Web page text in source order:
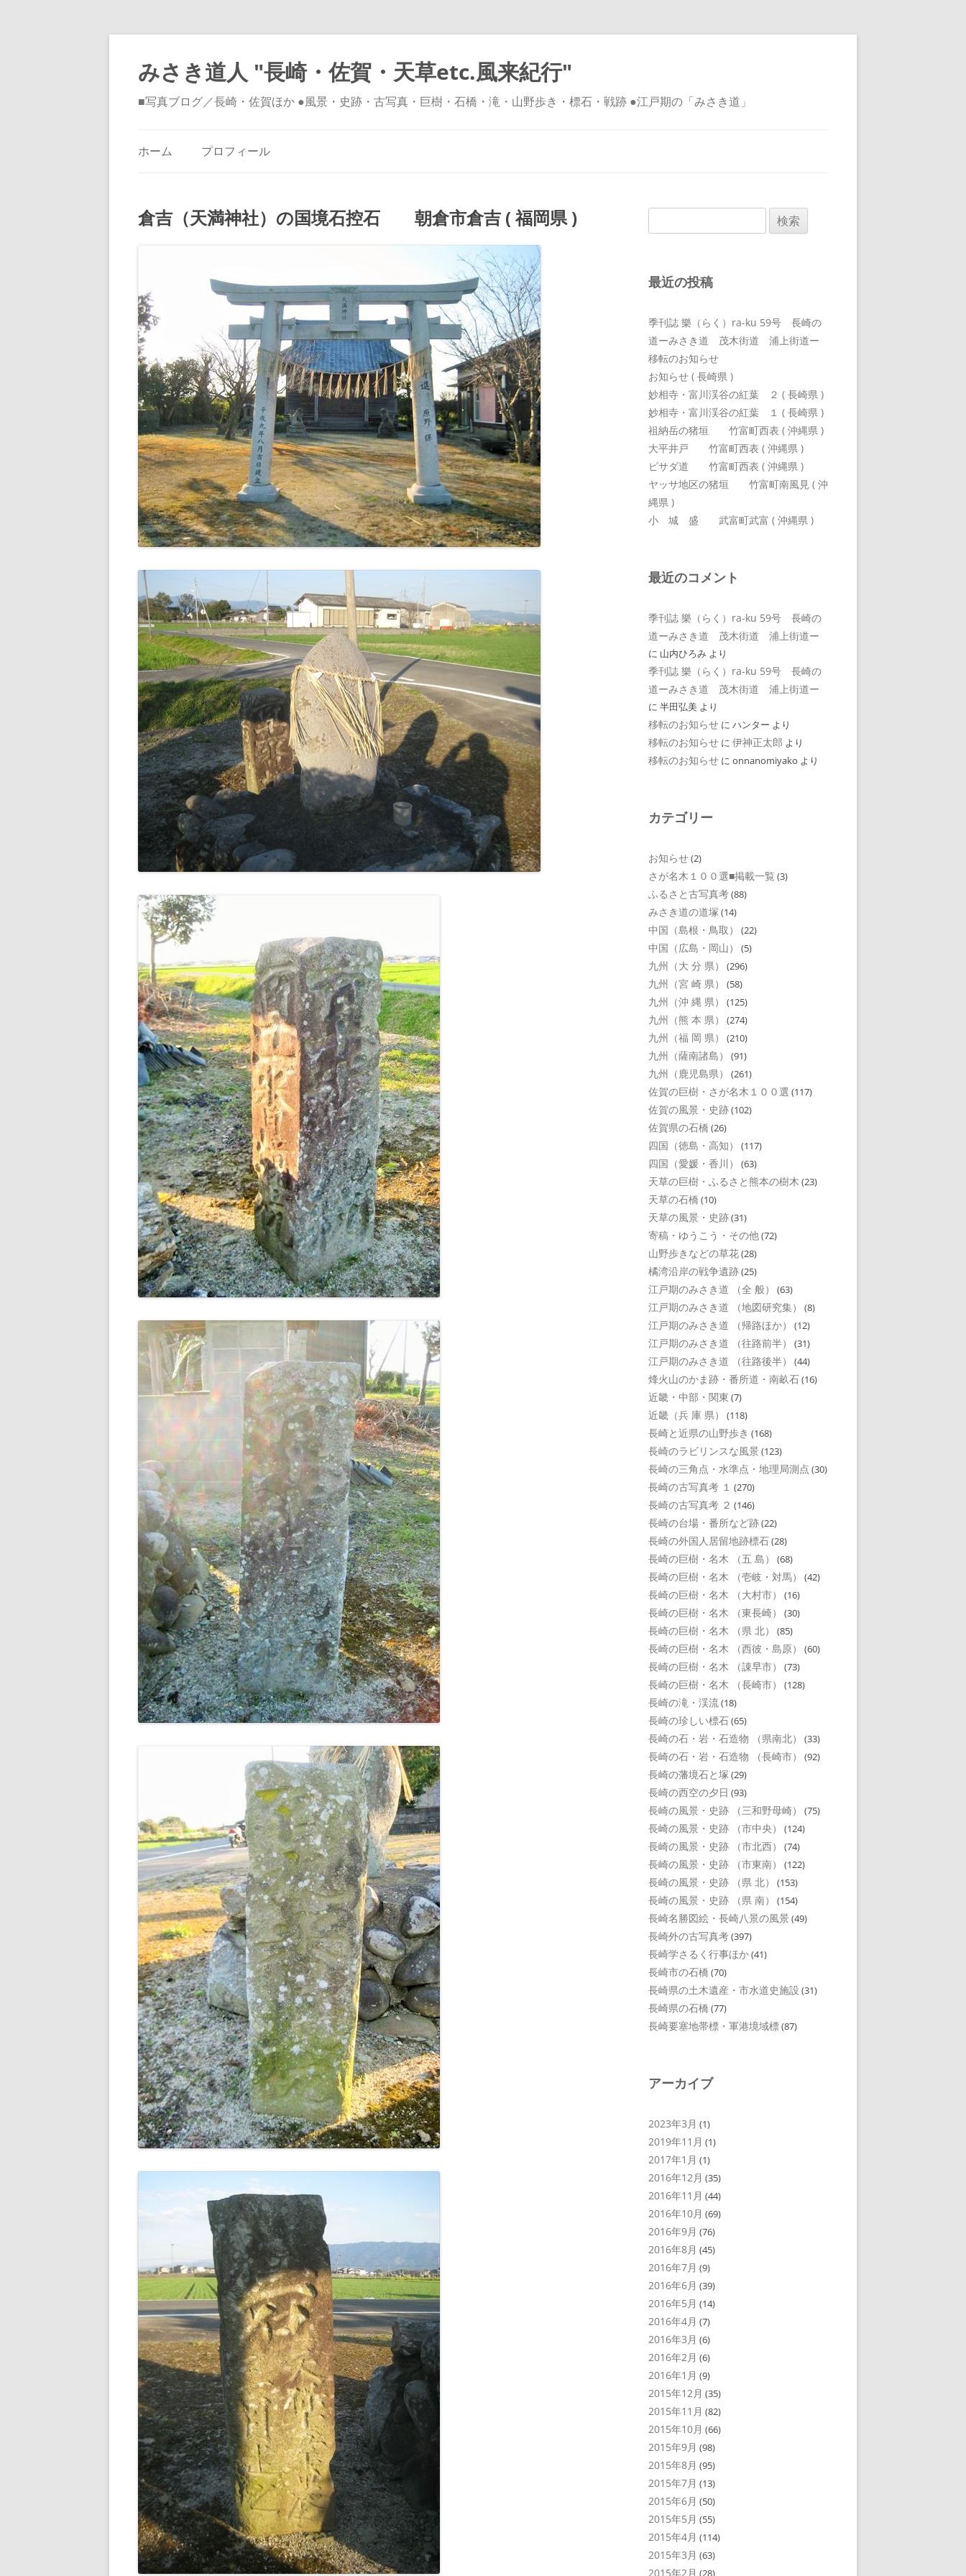
みさき道人 "長崎・佐賀・天草etc.風来紀行"
■写真ブログ／長崎・佐賀ほか ●風景・史跡・古写真・巨樹・石橋・滝・山野歩き・標石・戦跡 ●江戸期の「みさき道」
ッ
プ
ホーム プロフィール
倉吉（天満神社）の国境石控石 朝倉市倉吉 ( 福岡県 )
索:
最近の投稿
季刊誌 樂（らく）ra-ku 59号 長崎の
道ーみさき道 茂木街道 浦上街道ー
移転のお知らせ
お知らせ ( 長崎県 )
妙相寺・富川渓谷の紅葉 ２ ( 長崎県 )
妙相寺・富川渓谷の紅葉 １ ( 長崎県 )
祖納岳の猪垣 竹富町西表 ( 沖縄県 )
大平井戸 竹富町西表 ( 沖縄県 )
ピサダ道 竹富町西表 ( 沖縄県 )
ヤッサ地区の猪垣 竹富町南風見 ( 沖
縄県 )
小 城 盛 武富町武富 ( 沖縄県 )
最近のコメント
季刊誌 樂（らく）ra-ku 59号 長崎の
道ーみさき道 茂木街道 浦上街道ー
に 山内ひろみ より
季刊誌 樂（らく）ra-ku 59号 長崎の
道ーみさき道 茂木街道 浦上街道ー
に 半田弘美 より
移転のお知らせ に ハンター より
移転のお知らせ に 伊神正太郎 より
移転のお知らせ に onnanomiyako より
カテゴリー
お知らせ(2)
さが名木１００選■掲載一覧 (3)
ふるさと古写真考(88)
みさき道の道塚 (14)
中国（島根・鳥取） (22)
中国（広島・岡山） (5)
九州（大 分 県） (296)
九州（宮 崎 県） (58)
九州（沖 縄 県） (125)
九州（熊 本 県） (274)
九州（福 岡 県） (210)
九州（薩南諸島） (91)
九州（鹿児島県） (261)
佐賀の巨樹・さが名木１００選 (117)
佐賀の風景・史跡(102)
佐賀県の石橋 (26)
四国（徳島・高知） (117)
四国（愛媛・香川） (63)
天草の巨樹・ふるさと熊本の樹木 (23)
天草の石橋 (10)
天草の風景・史跡(31)
寄稿・ゆうこう・その他(72)
山野歩きなどの草花(28)
橘湾沿岸の戦争遺跡(25)
江戸期のみさき道 （全 般） (63)
江戸期のみさき道 （地図研究集） (8)
江戸期のみさき道 （帰路ほか） (12)
江戸期のみさき道 （往路前半） (31)
江戸期のみさき道 （往路後半） (44)
烽火山のかま跡・番所道・南畝石(16)
近畿・中部・関東 (7)
近畿（兵 庫 県） (118)
長崎と近県の山野歩き (168)
長崎のラビリンスな風景 (123)
長崎の三角点・水準点・地理局測点 (30)
長崎の古写真考 １ (270)
長崎の古写真考 ２ (146)
長崎の台場・番所など跡(22)
長崎の外国人居留地跡標石(28)
長崎の巨樹・名木 （五 島） (68)
長崎の巨樹・名木 （壱岐・対馬） (42)
長崎の巨樹・名木 （大村市） (16)
長崎の巨樹・名木 （東長崎） (30)
長崎の巨樹・名木 （県 北） (85)
長崎の巨樹・名木 （西彼・島原） (60)
長崎の巨樹・名木 （諌早市） (73)
長崎の巨樹・名木 （長崎市） (128)
長崎の滝・渓流(18)
長崎の珍しい標石(65)
長崎の石・岩・石造物 （県南北） (33)
長崎の石・岩・石造物 （長崎市） (92)
長崎の藩境石と塚 (29)
長崎の西空の夕日 (93)
長崎の風景・史跡 （三和野母崎） (75)
長崎の風景・史跡 （市中央） (124)
長崎の風景・史跡 （市北西） (74)
長崎の風景・史跡 （市東南） (122)
長崎の風景・史跡 （県 北） (153)
長崎の風景・史跡 （県 南） (154)
長崎名勝図絵・長崎八景の風景 (49)
長崎外の古写真考(397)
長崎学さるく行事ほか(41)
長崎市の石橋 (70)
長崎県の土木遺産・市水道史施設 (31)
長崎県の石橋 (77)
長崎要塞地帯標・軍港境域標(87)
アーカイブ
2023年3月 (1)
2019年11月 (1)
2017年1月 (1)
2016年12月 (35)
2016年11月 (44)
2016年10月 (69)
2016年9月 (76)
2016年8月 (45)
2016年7月 (9)
2016年6月 (39)
2016年5月 (14)
2016年4月 (7)
2016年3月 (6)
2016年2月 (6)
2016年1月 (9)
2015年12月 (35)
2015年11月 (82)
2015年10月 (66)
2015年9月 (98)
2015年8月 (95)
2015年7月 (13)
2015年6月 (50)
2015年5月 (55)
2015年4月 (114)
2015年3月 (63)
2015年2月 (28)